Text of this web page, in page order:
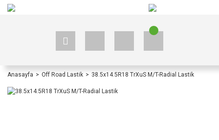
Anasayfa Off Road Lastik 38.5x14.5R18 TrXuS M/T-Radial Lastik